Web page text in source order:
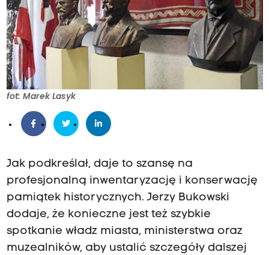
fot: Marek Lasyk
Jak podkreślał, daje to szansę na
profesjonalną inwentaryzację i konserwację
pamiątek historycznych. Jerzy Bukowski
dodaje, że konieczne jest też szybkie
spotkanie władz miasta, ministerstwa oraz
muzealników, aby ustalić szczegóły dalszej